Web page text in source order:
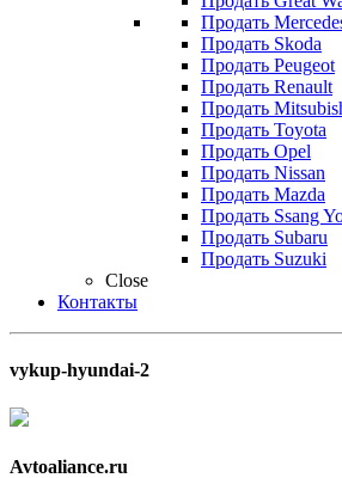
Продать
Продать Skoda
Продать Peugeot
Продать Renault
Продать
Продать Toyota
Продать Opel
Продать Nissan
Продать Mazda
Продать Ssang
Продать Subaru
Продать Suzuki
Close
Контакты
vykup-hyundai-2
Avtoaliance.ru